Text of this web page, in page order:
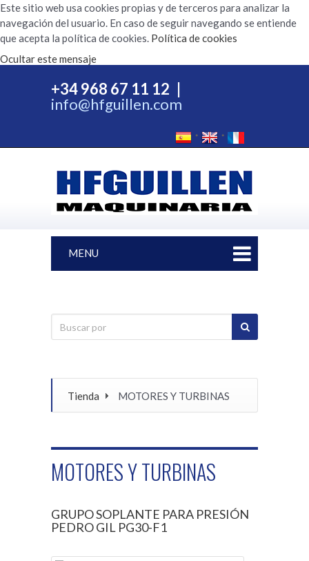
Este sitio web usa cookies propias y de terceros para analizar la
navegación del usuario. En caso de seguir navegando se entiende
que acepta la política de cookies. Política de cookies
Ocultar este mensaje
+34 968 67 11 12
info@hfguillen.com
MENU
Tienda MOTORES Y TURBINAS
MOTORES Y TURBINAS
GRUPO SOPLANTE PARA PRESIÓN
PEDRO GIL PG30-F1